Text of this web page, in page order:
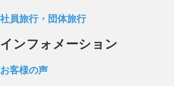
社員旅行・団体旅行
インフォメーション
お客様の声